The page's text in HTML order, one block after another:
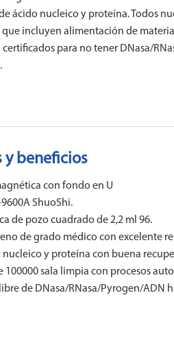
ácido nucleico y proteína. Todos
incluyen alimentación de
certificados para no tener DNasa/
y beneficios
con fondo en U
ShuoShi.
de pozo cuadrado de 2,2 ml 96.
de grado médico con excelente
y proteína con buena
100000 sala limpia con procesos
de DNasa/RNasa/Pyrogen/ADN